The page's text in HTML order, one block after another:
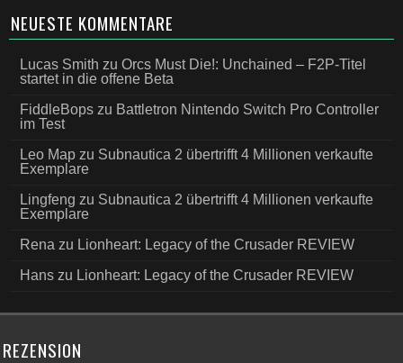
NEUESTE KOMMENTARE
Lucas Smith zu Orcs Must Die!: Unchained – F2P-Titel
startet in die offene Beta
FiddleBops zu Battletron Nintendo Switch Pro Controller
im Test
Leo Map zu Subnautica 2 übertrifft 4 Millionen verkaufte
Exemplare
Lingfeng zu Subnautica 2 übertrifft 4 Millionen verkaufte
Exemplare
Rena zu Lionheart: Legacy of the Crusader REVIEW
Hans zu Lionheart: Legacy of the Crusader REVIEW
REZENSION